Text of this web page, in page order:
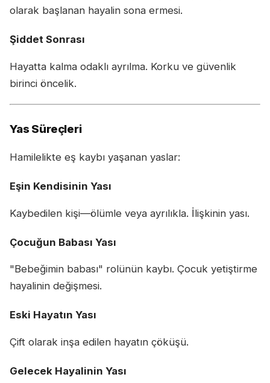
olarak başlanan hayalin sona ermesi.
Şiddet Sonrası
Hayatta kalma odaklı ayrılma. Korku ve güvenlik
birinci öncelik.
Yas Süreçleri
Hamilelikte eş kaybı yaşanan yaslar:
Eşin Kendisinin Yası
Kaybedilen kişi—ölümle veya ayrılıkla. İlişkinin yası.
Çocuğun Babası Yası
"Bebeğimin babası" rolünün kaybı. Çocuk yetiştirme
hayalinin değişmesi.
Eski Hayatın Yası
Çift olarak inşa edilen hayatın çöküşü.
Gelecek Hayalinin Yası